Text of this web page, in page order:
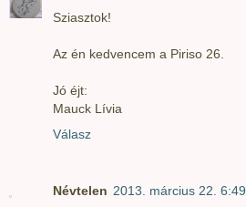
Sziasztok!
Az én kedvencem a Piriso 26.
Jó éjt:
Mauck Lívia
Válasz
Névtelen 2013. március 22. 6:49